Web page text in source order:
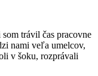
trávil čas pracovne
nami veľa umelcov,
v šoku, rozprávali